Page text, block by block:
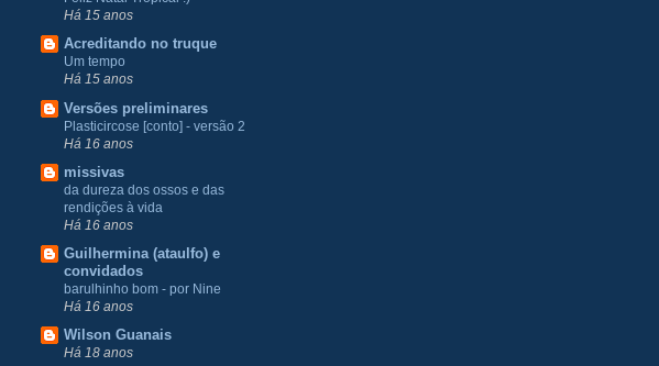
Há 15 anos
Acreditando no truque
Um tempo
Há 15 anos
Versões preliminares
Plasticircose [conto] - versão 2
Há 16 anos
missivas
da dureza dos ossos e das
rendições à vida
Há 16 anos
Guilhermina (ataulfo) e
convidados
barulhinho bom - por Nine
Há 16 anos
Wilson Guanais
Há 18 anos